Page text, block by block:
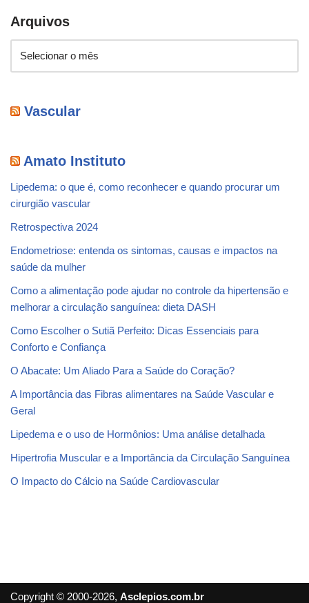
Arquivos
Vascular
Amato Instituto
Lipedema: o que é, como reconhecer e quando procurar um
cirurgião vascular
Retrospectiva 2024
Endometriose: entenda os sintomas, causas e impactos na
saúde da mulher
Como a alimentação pode ajudar no controle da hipertensão e
melhorar a circulação sanguínea: dieta DASH
Como Escolher o Sutiã Perfeito: Dicas Essenciais para
Conforto e Confiança
O Abacate: Um Aliado Para a Saúde do Coração?
A Importância das Fibras alimentares na Saúde Vascular e
Geral
Lipedema e o uso de Hormônios: Uma análise detalhada
Hipertrofia Muscular e a Importância da Circulação Sanguínea
O Impacto do Cálcio na Saúde Cardiovascular
Copyright © 2000-2026, Asclepios.com.br